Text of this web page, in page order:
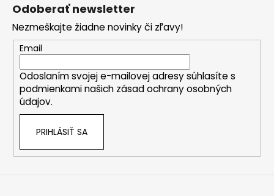
Odoberať newsletter
Nezmeškajte žiadne novinky či zľavy!
Email
Odoslaním svojej e-mailovej adresy súhlasíte s
podmienkami našich zásad ochrany osobných
údajov.
PRIHLÁSIŤ SA